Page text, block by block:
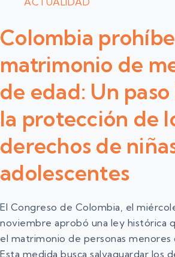
Colombia
matrimonio de
de edad: Un paso
la protección de
derechos de
adolescentes
El Congreso de Colombia, el
noviembre aprobó una ley histórica
el matrimonio de personas menores
Esta medida busca salvaguardar los